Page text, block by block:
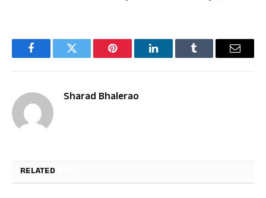
FacebookTwitter Pinterest LinkedInTumblr Email
Sharad Bhalerao
RELATED